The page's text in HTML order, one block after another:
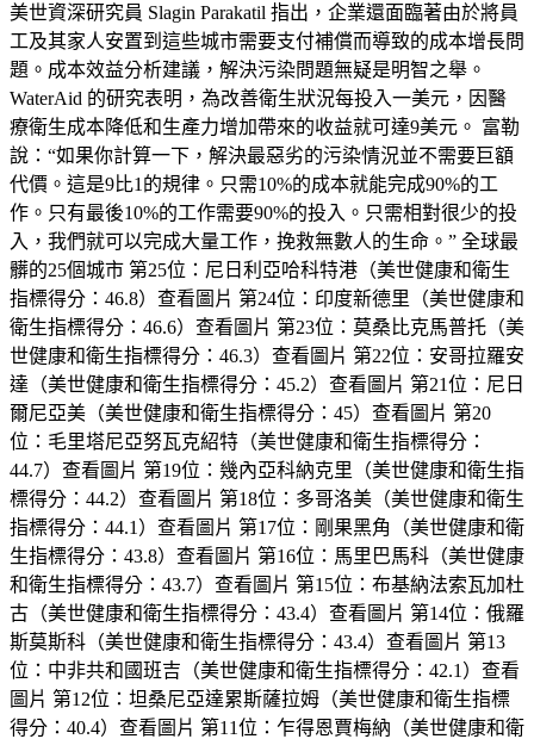
美世資深研究員 Slagin Parakatil 指出，企業還面臨著由於將員
工及其家人安置到這些城市需要支付補償而導致的成本增長問
題。成本效益分析建議，解決污染問題無疑是明智之舉。
WaterAid 的研究表明，為改善衛生狀況每投入一美元，因醫
療衛生成本降低和生產力增加帶來的收益就可達9美元。 富勒
說：“如果你計算一下，解決最惡劣的污染情況並不需要巨額
代價。這是9比1的規律。只需10%的成本就能完成90%的工
作。只有最後10%的工作需要90%的投入。只需相對很少的投
入，我們就可以完成大量工作，挽救無數人的生命。” 全球最
髒的25個城市 第25位：尼日利亞哈科特港（美世健康和衛生
指標得分：46.8）查看圖片 第24位：印度新德里（美世健康和
衛生指標得分：46.6）查看圖片 第23位：莫桑比克馬普托（美
世健康和衛生指標得分：46.3）查看圖片 第22位：安哥拉羅安
達（美世健康和衛生指標得分：45.2）查看圖片 第21位：尼日
爾尼亞美（美世健康和衛生指標得分：45）查看圖片 第20
位：毛里塔尼亞努瓦克紹特（美世健康和衛生指標得分：
44.7）查看圖片 第19位：幾內亞科納克里（美世健康和衛生指
標得分：44.2）查看圖片 第18位：多哥洛美（美世健康和衛生
指標得分：44.1）查看圖片 第17位：剛果黑角（美世健康和衛
生指標得分：43.8）查看圖片 第16位：馬里巴馬科（美世健康
和衛生指標得分：43.7）查看圖片 第15位：布基納法索瓦加杜
古（美世健康和衛生指標得分：43.4）查看圖片 第14位：俄羅
斯莫斯科（美世健康和衛生指標得分：43.4）查看圖片 第13
位：中非共和國班吉（美世健康和衛生指標得分：42.1）查看
圖片 第12位：坦桑尼亞達累斯薩拉姆（美世健康和衛生指標
得分：40.4）查看圖片 第11位：乍得恩賈梅納（美世健康和衛